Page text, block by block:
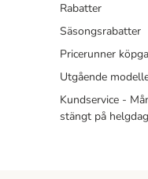
Rabatter
Säsongsrabatter
Pricerunner
Utgående
Kundservice -
stängt på